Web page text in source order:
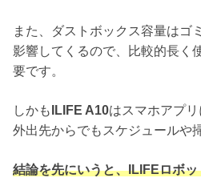
また、ダストボックス容量はゴ
影響してくるので、比較的長く
要です。
しかも ILIFE A10はスマホアプリ
外出先からでもスケジュールや
結論を先にいうと、ILIFEロボ